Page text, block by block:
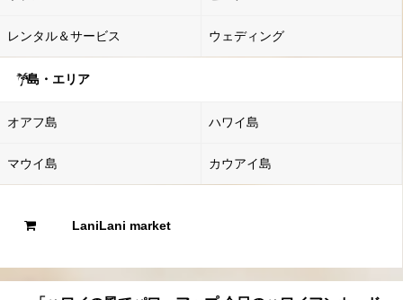
レンタル＆サービス ウェディング
島・エリア
オアフ島 ハワイ島
マウイ島 カウアイ島
LaniLani market